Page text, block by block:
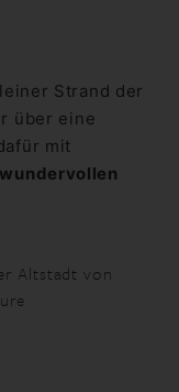
Strand der
über eine
mit
wundervollen
Altstadt von